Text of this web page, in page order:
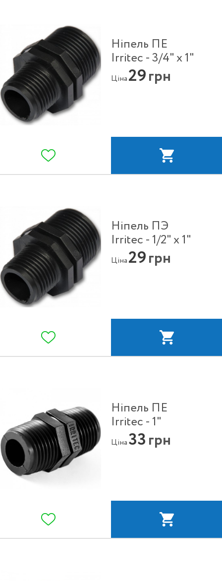
Ніпель ПЕ
Irritec - 3/4" x 1"
Ціна29грн
Ніпель ПЭ
Irritec - 1/2" x 1"
Ціна29грн
Ніпель ПЕ
Irritec - 1"
Ціна33грн